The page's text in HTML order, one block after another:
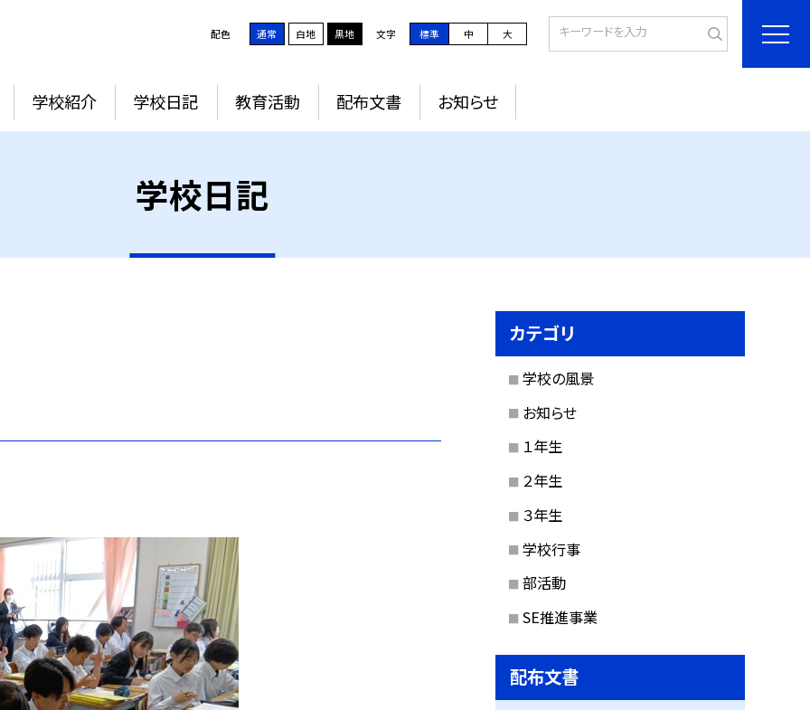
配色 通常 白地 黒地 文字 標準 中 大
学校紹介 学校日記 教育活動 配布文書 お知らせ
学校日記
カテゴリ
学校の風景
お知らせ
１年生
２年生
３年生
学校行事
部活動
SE推進事業
配布文書